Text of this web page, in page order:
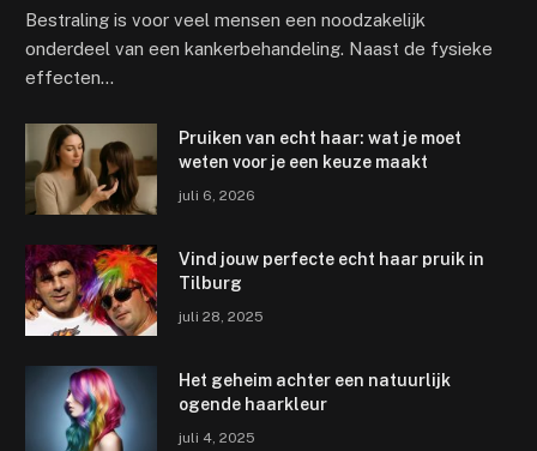
Bestraling is voor veel mensen een noodzakelijk
onderdeel van een kankerbehandeling. Naast de fysieke
effecten…
Pruiken van echt haar: wat je moet
weten voor je een keuze maakt
juli 6, 2026
Vind jouw perfecte echt haar pruik in
Tilburg
juli 28, 2025
Het geheim achter een natuurlijk
ogende haarkleur
juli 4, 2025